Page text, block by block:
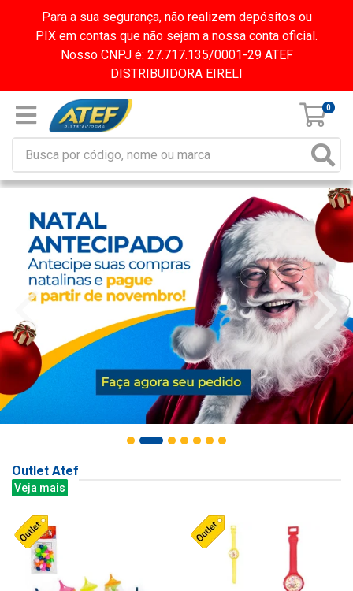
Para a sua segurança, não realizem depósitos ou
PIX em contas que não sejam a nossa conta oficial.
Nosso CNPJ é: 27.717.135/0001-29 ATEF
DISTRIBUIDORA EIRELI
0
Outlet Atef
Veja mais